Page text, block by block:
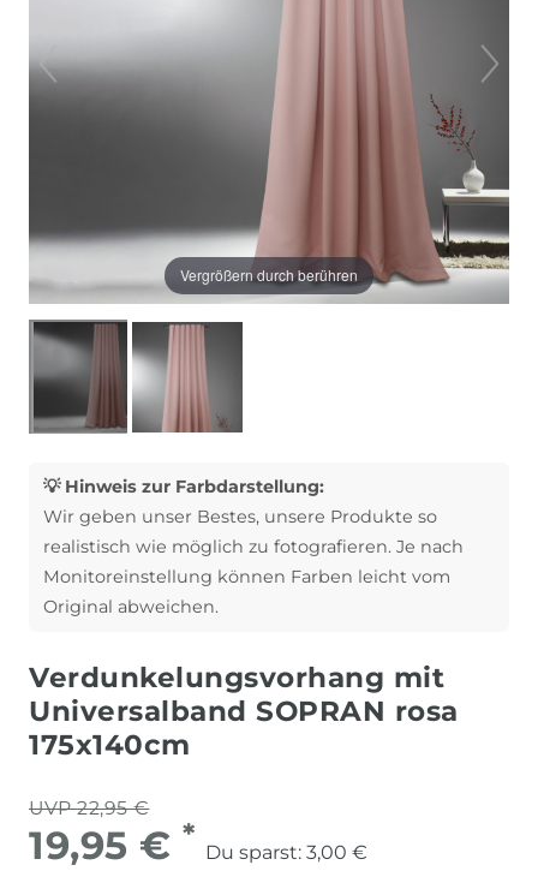
Vergrößern durch berühren
💡 Hinweis zur Farbdarstellung:
Wir geben unser Bestes, unsere Produkte so
realistisch wie möglich zu fotografieren. Je nach
Monitoreinstellung können Farben leicht vom
Original abweichen.
Verdunkelungsvorhang mit
Universalband SOPRAN rosa
175x140cm
UVP 22,95 €
19,95 € *
Du sparst: 3,00 €